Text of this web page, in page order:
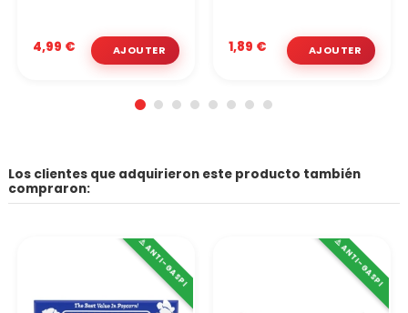
4,99 € 1,89 €
Los clientes que adquirieron este producto también
compraron:
⚠️ ANTI-GASPI ⚠️ ANTI-GASPI